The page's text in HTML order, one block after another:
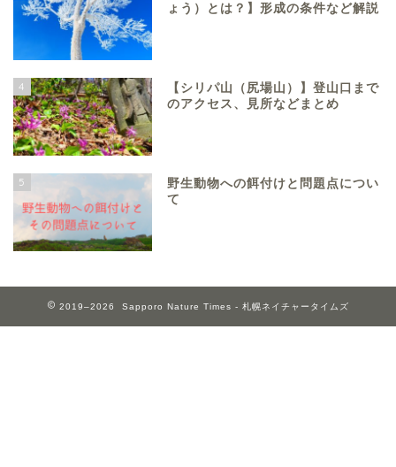
ょう）とは？】形成の条件など解説
4
【シリパ山（尻場山）】登山口まで
のアクセス、見所などまとめ
5
野生動物への餌付けと問題点につい
て
2019–2026 Sapporo Nature Times ‐ 札幌ネイチャータイムズ